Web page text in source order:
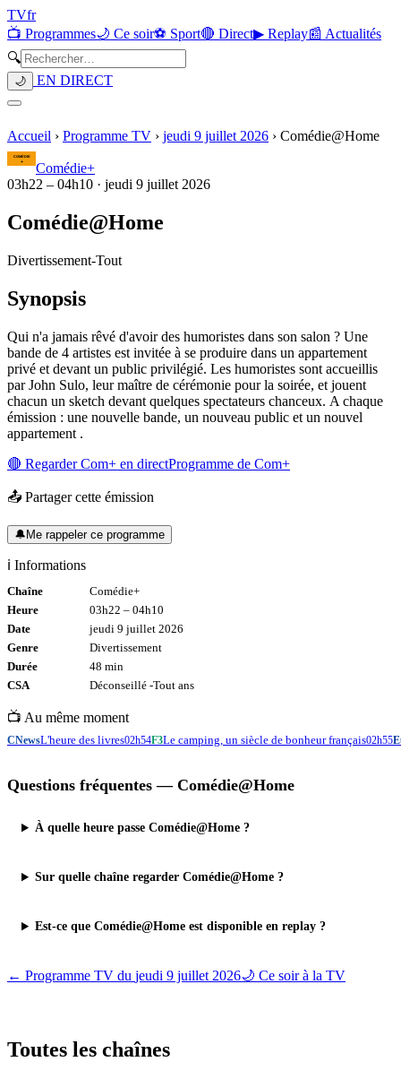
TVfr
📺 Programmes🌙 Ce soir⚽ Sport🔴 Direct▶ Replay📰 Actualités
🔍
🌙 EN DIRECT
Accueil › Programme TV › jeudi 9 juillet 2026 › Comédie@Home
Comédie+
03h22 – 04h10 · jeudi 9 juillet 2026
Comédie@Home
Divertissement-Tout
Synopsis
Qui n'a jamais rêvé d'avoir des humoristes dans son salon ? Une
bande de 4 artistes est invitée à se produire dans un appartement
privé et devant un public privilégié. Les humoristes sont accueillis
par John Sulo, leur maître de cérémonie pour la soirée, et jouent
chacun un sketch devant quelques spectateurs chanceux. A chaque
émission : une nouvelle bande, un nouveau public et un nouvel
appartement .
🔴 RegarderCom+ en directProgramme de Com+
📤 Partager cette émission
🔔Me rappeler ce programme
ℹ️ Informations
Chaîne
Comédie+
Heure
03h22 – 04h10
Date
jeudi 9 juillet 2026
Genre
Divertissement
Durée
48 min
CSA
Déconseillé -Tout ans
📺 Au même moment
CNewsL'heure des livres02h54F3Le camping, un siècle de bonheur français02h55
Questions fréquentes — Comédie@Home
À quelle heure passe Comédie@Home ?
Sur quelle chaîne regarder Comédie@Home ?
Est-ce que Comédie@Home est disponible en replay ?
← Programme TV du jeudi 9 juillet 2026🌙 Ce soir à la TV
Toutes les chaînes